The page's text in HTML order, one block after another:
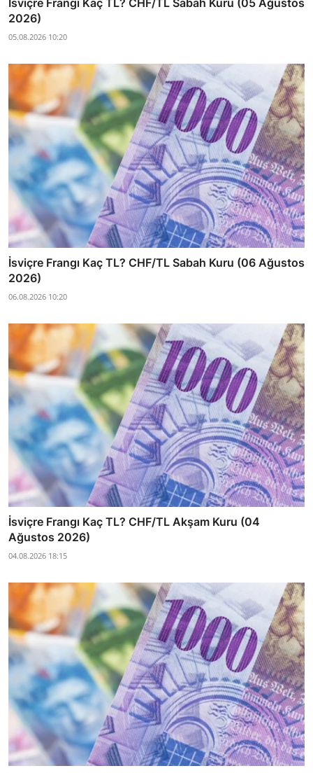
İsviçre Frangı Kaç TL? CHF/TL Sabah Kuru (05 Ağustos
2026)
05.08.2026 10:20
İsviçre Frangı Kaç TL? CHF/TL Sabah Kuru (06 Ağustos
2026)
06.08.2026 10:20
İsviçre Frangı Kaç TL? CHF/TL Akşam Kuru (04
Ağustos 2026)
04.08.2026 18:15